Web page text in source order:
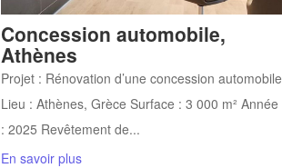
Concession automobile,
Athènes
Projet : Rénovation d’une concession automobile
Lieu : Athènes, Grèce Surface : 3 000 m² Année
: 2025 Revêtement de...
En savoir plus